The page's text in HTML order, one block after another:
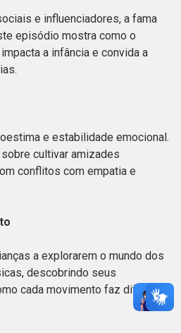
e influenciadores, a fama
episódio mostra como o
a infância e convida a
e estabilidade emocional.
cultivar amizades
conflitos com empatia e
a explorarem o mundo dos
descobrindo seus
cada movimento faz diferença